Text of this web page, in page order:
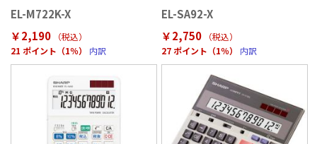
EL-M722K-X
￥2,190
（税込）
21 ポイント（1％）
内訳
EL-SA92-X
￥2,750
（税込）
27 ポイント（1％）
内訳